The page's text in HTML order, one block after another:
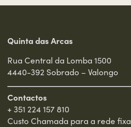
Quinta das Arcas
Rua Central da Lomba 1500
4440-392 Sobrado – Valongo
Contactos
+ 351 224 157 810
Custo Chamada para a rede